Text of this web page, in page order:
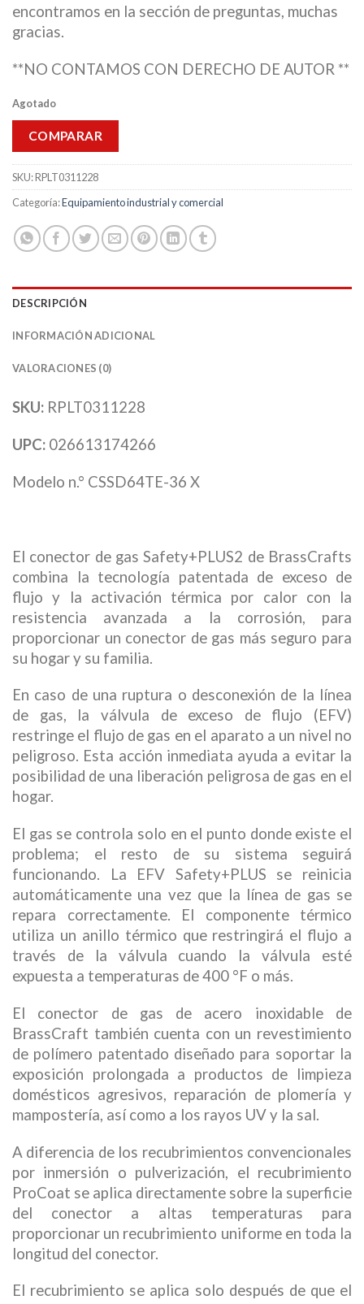
encontramos en la sección de preguntas, muchas
gracias.
**NO CONTAMOS CON DERECHO DE AUTOR **
Agotado
COMPARAR
SKU:RPLT0311228
Categoría:Equipamiento industrial y comercial
DESCRIPCIÓN
INFORMACIÓN ADICIONAL
VALORACIONES (0)
SKU: RPLT0311228
UPC: 026613174266
Modelo n.° CSSD64TE-36 X
El conector de gas Safety+PLUS2 de BrassCrafts
combina la tecnología patentada de exceso de
flujo y la activación térmica por calor con la
resistencia avanzada a la corrosión, para
proporcionar un conector de gas más seguro para
su hogar y su familia.
En caso de una ruptura o desconexión de la línea
de gas, la válvula de exceso de flujo (EFV)
restringe el flujo de gas en el aparato a un nivel no
peligroso. Esta acción inmediata ayuda a evitar la
posibilidad de una liberación peligrosa de gas en el
hogar.
El gas se controla solo en el punto donde existe el
problema; el resto de su sistema seguirá
funcionando. La EFV Safety+PLUS se reinicia
automáticamente una vez que la línea de gas se
repara correctamente. El componente térmico
utiliza un anillo térmico que restringirá el flujo a
través de la válvula cuando la válvula esté
expuesta a temperaturas de 400 °F o más.
El conector de gas de acero inoxidable de
BrassCraft también cuenta con un revestimiento
de polímero patentado diseñado para soportar la
exposición prolongada a productos de limpieza
domésticos agresivos, reparación de plomería y
mampostería, así como a los rayos UV y la sal.
A diferencia de los recubrimientos convencionales
por inmersión o pulverización, el recubrimiento
ProCoat se aplica directamente sobre la superficie
del conector a altas temperaturas para
proporcionar un recubrimiento uniforme en toda la
longitud del conector.
El recubrimiento se aplica solo después de que el